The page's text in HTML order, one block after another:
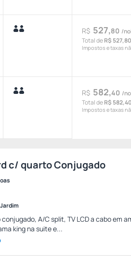
R$ 527,80 /
Total deR$ 527,80
Impostos e taxas
R$ 582,40 /
Total deR$ 582,40
Impostos e taxas
c/ quarto Conjugado
A/C split, TV LCD a cabo em
king na suite e...